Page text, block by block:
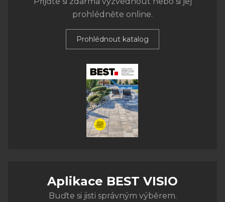
prohlédněte online.
Prohlédnout katalog
Aplikace BEST VISIO
Buďte si jisti správným výběrem.